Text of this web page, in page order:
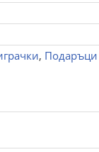
, Подаръци